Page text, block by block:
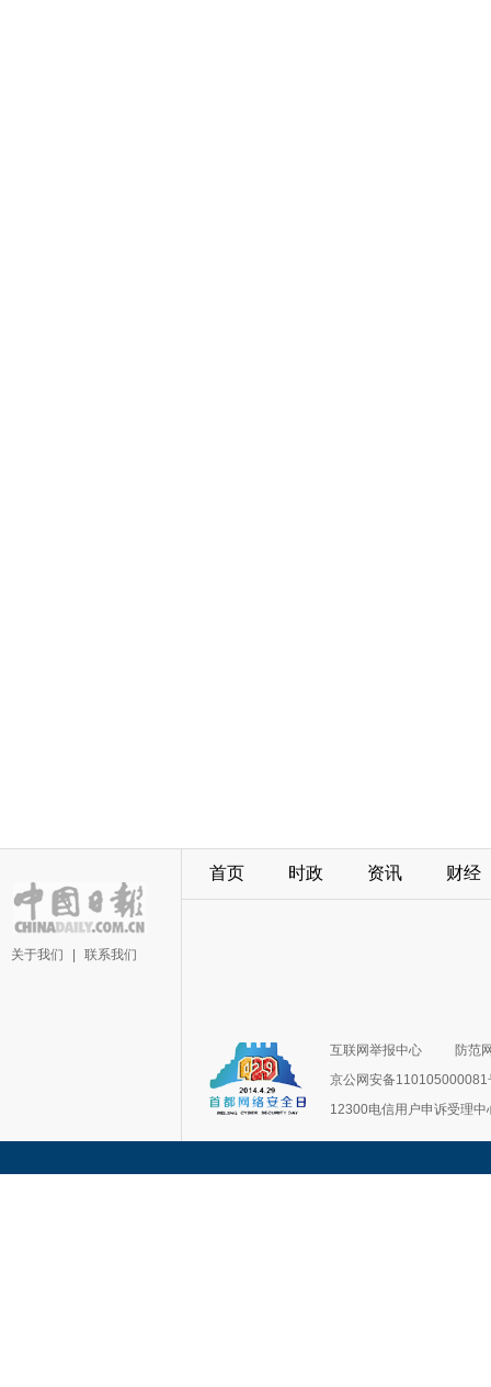
关于我们 联系我们
首页 时政 资讯 财经
互联网举报中心
防范
京公网安备110105000081
12300电信用户申诉受理中